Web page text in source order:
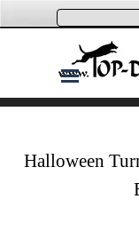
Direkt zum Seiteninhalt
Menü
Halloween